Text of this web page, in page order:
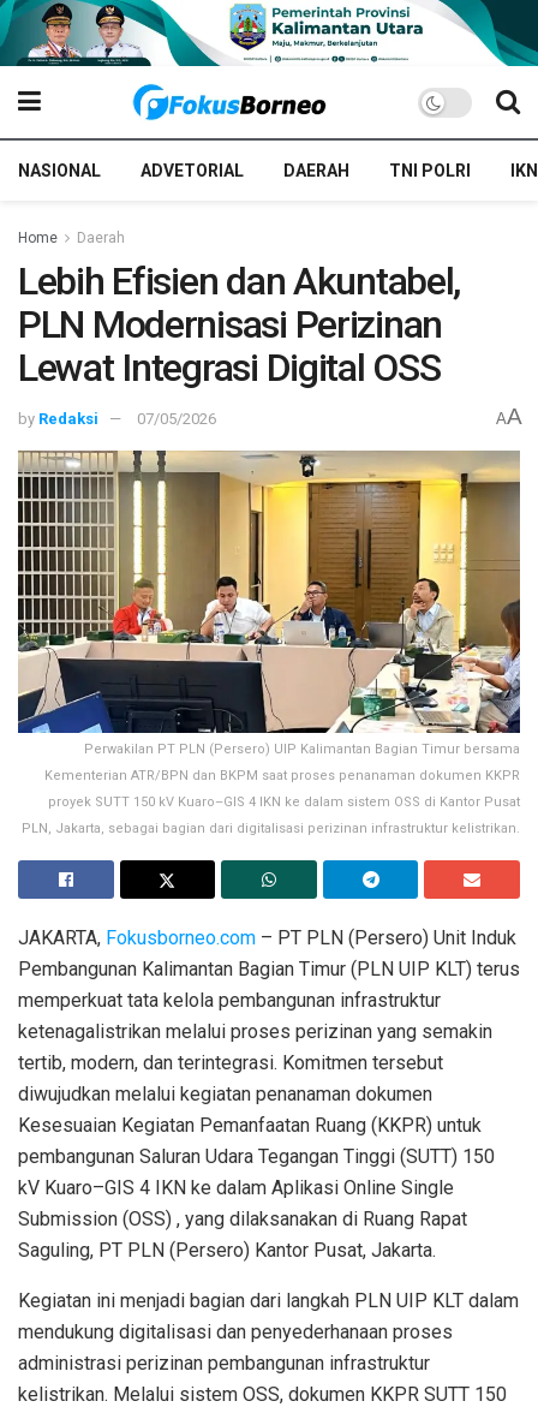
NASIONAL ADVETORIAL DAERAH TNI POLRI IKN
Home Daerah
Lebih Efisien dan Akuntabel,
PLN Modernisasi Perizinan
Lewat Integrasi Digital OSS
by Redaksi 07/05/2026 AA
Perwakilan PT PLN (Persero) UIP Kalimantan Bagian Timur bersama
Kementerian ATR/BPN dan BKPM saat proses penanaman dokumen KKPR
proyek SUTT 150 kV Kuaro–GIS 4 IKN ke dalam sistem OSS di Kantor Pusat
PLN, Jakarta, sebagai bagian dari digitalisasi perizinan infrastruktur kelistrikan.
JAKARTA, Fokusborneo.com – PT PLN (Persero) Unit Induk
Pembangunan Kalimantan Bagian Timur (PLN UIP KLT) terus
memperkuat tata kelola pembangunan infrastruktur
ketenagalistrikan melalui proses perizinan yang semakin
tertib, modern, dan terintegrasi. Komitmen tersebut
diwujudkan melalui kegiatan penanaman dokumen
Kesesuaian Kegiatan Pemanfaatan Ruang (KKPR) untuk
pembangunan Saluran Udara Tegangan Tinggi (SUTT) 150
kV Kuaro–GIS 4 IKN ke dalam Aplikasi Online Single
Submission (OSS) , yang dilaksanakan di Ruang Rapat
Saguling, PT PLN (Persero) Kantor Pusat, Jakarta.
Kegiatan ini menjadi bagian dari langkah PLN UIP KLT dalam
mendukung digitalisasi dan penyederhanaan proses
administrasi perizinan pembangunan infrastruktur
kelistrikan. Melalui sistem OSS, dokumen KKPR SUTT 150